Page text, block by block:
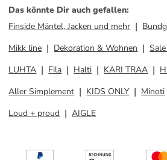
Das könnte Dir auch gefallen:
Finside Mäntel, Jacken und mehr
Mikk line
Dekoration & Wohnen
LUHTA
Fila Halti KARI TRAA
Aller Simplement
KIDS ONLY Minoti
Loud + proud
AIGLE